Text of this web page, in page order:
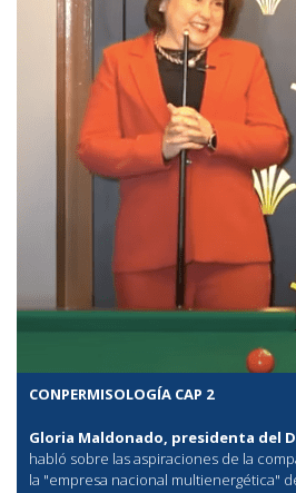
CONPERMISOLOGÍA CAP 2
Gloria Maldonado, presidenta del
habló sobre las aspiraciones de la
la "empresa nacional multienergética"